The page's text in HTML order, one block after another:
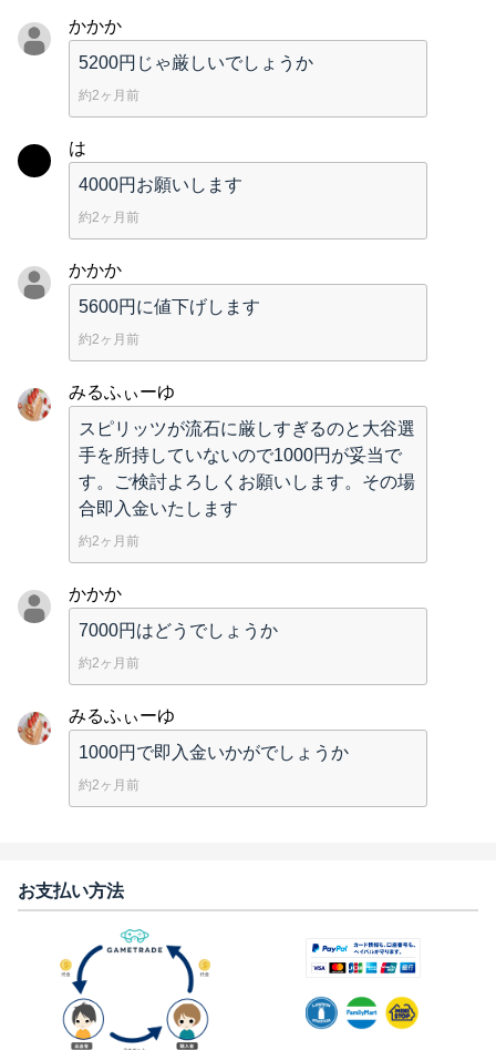
かかか
5200円じゃ厳しいでしょうか
約2ヶ月前
は
4000円お願いします
約2ヶ月前
かかか
5600円に値下げします
約2ヶ月前
みるふぃーゆ
スピリッツが流石に厳しすぎるのと大谷選
手を所持していないので1000円が妥当で
す。ご検討よろしくお願いします。その場
合即入金いたします
約2ヶ月前
かかか
7000円はどうでしょうか
約2ヶ月前
みるふぃーゆ
1000円で即入金いかがでしょうか
約2ヶ月前
お支払い方法